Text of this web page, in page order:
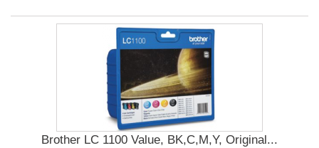
Brother LC 1100 Value, BK,C,M,Y, Original...